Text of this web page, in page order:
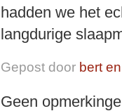
hadden we het
langdurige
Gepost door bert
Geen